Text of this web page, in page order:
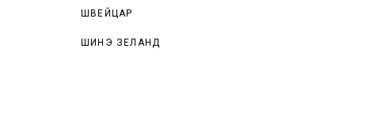
ШВЕЙЦАР
ШИНЭ ЗЕЛАНД